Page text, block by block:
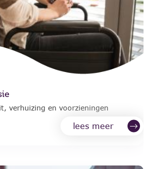
verhuizing en voorzieningen
lees meer